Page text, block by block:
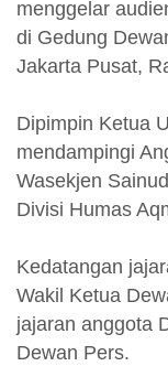
menggelar
di Gedung
Jakarta Pusat,
Dipimpin Ketua
mendampingi
Wasekjen
Divisi Humas
Kedatangan
Wakil Ketua
jajaran anggota
Dewan Pers.